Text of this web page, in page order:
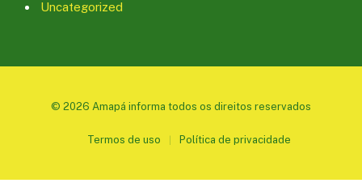
Uncategorized
© 2026 Amapá informa todos os direitos reservados
Termos de uso Política de privacidade